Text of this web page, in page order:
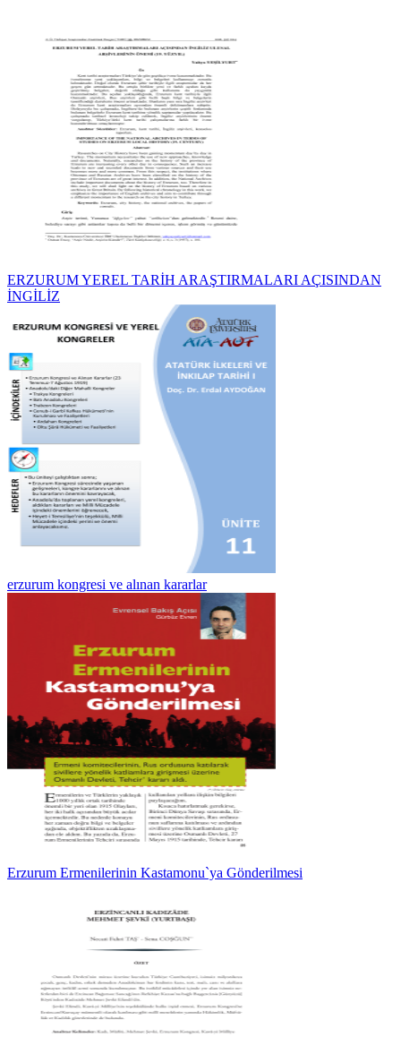
ERZURUM YEREL TARİH ARAŞTIRMALARI AÇISINDAN
İNGİLİZ
erzurum kongresi ve alınan kararlar
Erzurum Ermenilerinin Kastamonu`ya Gönderilmesi